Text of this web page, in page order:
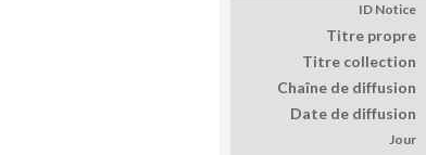
ID Notice
Titre propre
Titre collection
Chaîne de diffusion
Date de diffusion
Jour